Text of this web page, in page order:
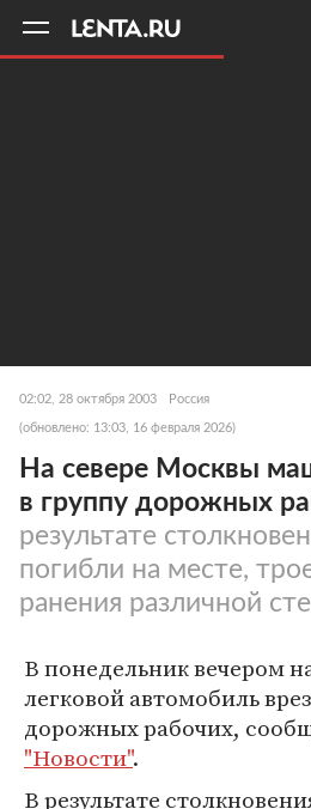
02:02, 28 октября 2003 Россия
(обновлено: 13:03, 16 февраля 2026)
На севере Москвы
в группу дорожных
результате
погибли на месте,
ранения различной
В понедельник вечером
легковой автомобиль
дорожных рабочих,
"Новости".
В результате